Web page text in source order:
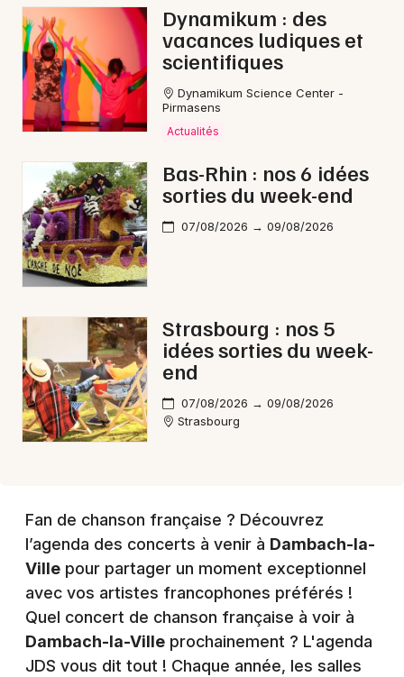
Artistes en tournée
Actus à Sélestat
Magazine à Sélestat
Restaurants
67 - Bas-Rhin
Choisir mes départements
Je m'abonne
Dynamikum : des
vacances ludiques et
scientifiques
Dynamikum Science Center -
Pirmasens
Actualités
Bas-Rhin : nos 6 idées
sorties du week-end
07/08/2026 → 09/08/2026
Strasbourg : nos 5
idées sorties du week-
end
07/08/2026 → 09/08/2026
Strasbourg
Fan de chanson française ? Découvrez
l’agenda des concerts à venir à Dambach-la-
Ville pour partager un moment exceptionnel
avec vos artistes francophones préférés !
Quel concert de chanson française à voir à
Dambach-la-Ville prochainement ? L'agenda
JDS vous dit tout ! Chaque année, les salles